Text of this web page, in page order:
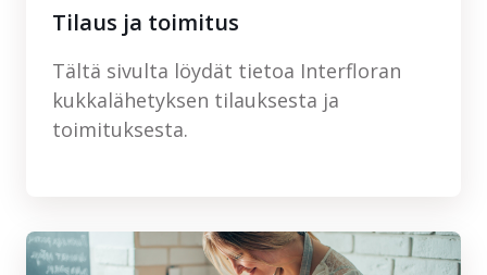
Tilaus ja toimitus
Tältä sivulta löydät tietoa Interfloran
kukkalähetyksen tilauksesta ja
toimituksesta.